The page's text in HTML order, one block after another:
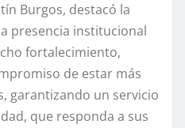
Burgos, destacó la
presencia institucional
fortalecimiento,
de estar más
garantizando un servicio
que responda a sus